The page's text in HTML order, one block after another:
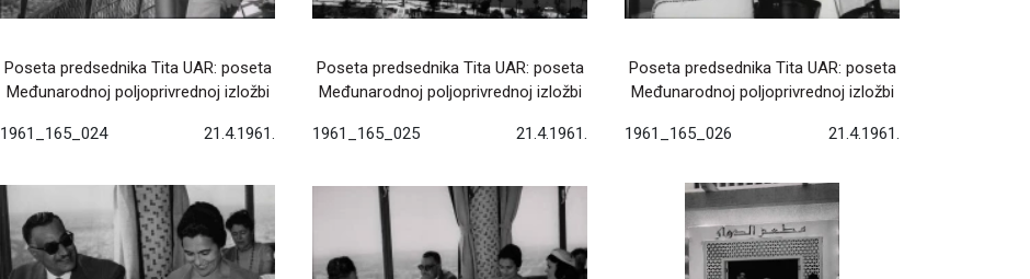
Poseta predsednika Tita UAR: poseta
Međunarodnoj poljoprivrednoj izložbi
1961_165_024 21.4.1961.
Poseta predsednika Tita UAR: poseta
Međunarodnoj poljoprivrednoj izložbi
1961_165_025 21.4.1961.
Poseta predsednika Tita UAR: poseta
Međunarodnoj poljoprivrednoj izložbi
1961_165_026 21.4.1961.